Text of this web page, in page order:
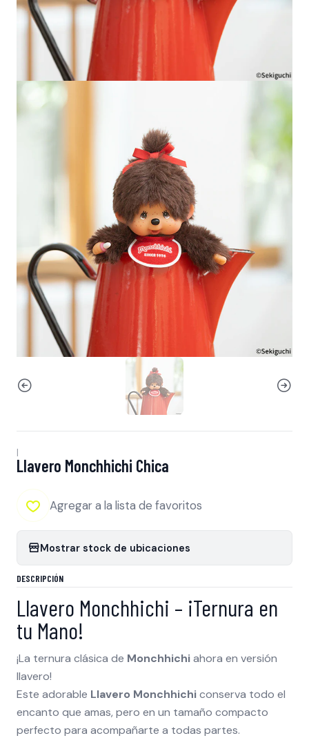
|
Llavero Monchhichi Chica
Agregar a la lista de favoritos
Mostrar stock de ubicaciones
DESCRIPCIÓN
Llavero Monchhichi – ¡Ternura en
tu Mano!
¡La ternura clásica de Monchhichiahora en versión
llavero!
Este adorable Llavero Monchhichiconserva todo el
encanto que amas, pero en un tamaño compacto
perfecto para acompañarte a todas partes.